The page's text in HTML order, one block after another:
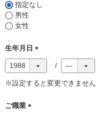
(
必
須
指定なし
男性
女性
生年月日
(
必
須
※設定すると変更できません
ご職業